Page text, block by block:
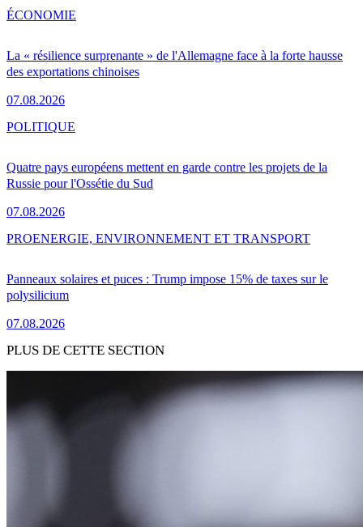
La « résilience surprenante » de l'Allemagne face à la forte hausse
des exportations chinoises
07.08.2026
ÉCONOMIE
Quatre pays européens mettent en garde contre les projets de la
Russie pour l'Ossétie du Sud
07.08.2026
POLITIQUE
Panneaux solaires et puces : Trump impose 15% de taxes sur le
polysilicium
07.08.2026
PROENERGIE, ENVIRONNEMENT ET TRANSPORT
PLUS DE CETTE SECTION